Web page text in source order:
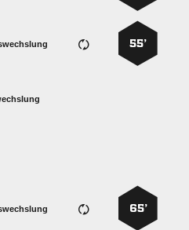
55’
65’